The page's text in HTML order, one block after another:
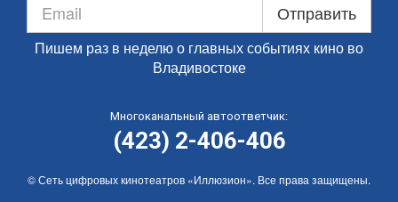
Отправить
Пишем раз в неделю о главных событиях кино во
Владивостоке
Многоканальный автоответчик:
(423) 2-406-406
© Сеть цифровых кинотеатров «Иллюзион». Все права защищены.